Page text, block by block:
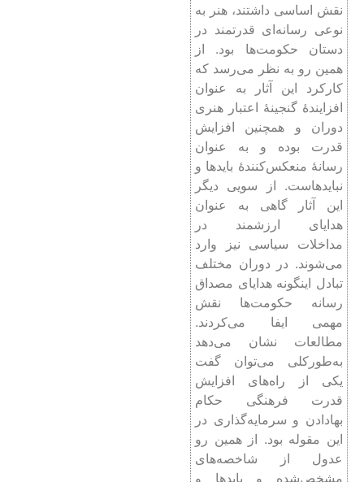
نقش اساسی داشتند، هنر به
نوعی رسانه‌ای قدرتمند در
دستان حکومت‌ها بود. از
همین رو به نظر می‌رسد که
کارکرد این آثار به عنوان
افزایندۀ گنجینۀ اعتبار هنری
دوران و همچنین افزایش
قدرت بوده و به عنوان
رسانۀ منعکس‌کنندۀ بایدها و
نبایدهاست. از سویی دیگر
این آثار گاهی به عنوان
هدایای ارزشمند در
مداخلات سیاسی نیز وارد
می‌شوند. در دوران مختلف
تبادل اینگونه هدایای مصداق
رسانه حکومت‌ها نقش
مهمی ایفا می‌کردند.
مطالعات نشان می‌دهد
به‌طورکلی می‌توان گفت
یکی از راه‌های افزایش
قدرت فرهنگی حکام
بها‌دادن و سرمایه‌گذاری در
این مقوله بود. از همین رو
عدول از شاخصه‌های
مشخص‌شده و بایدها و